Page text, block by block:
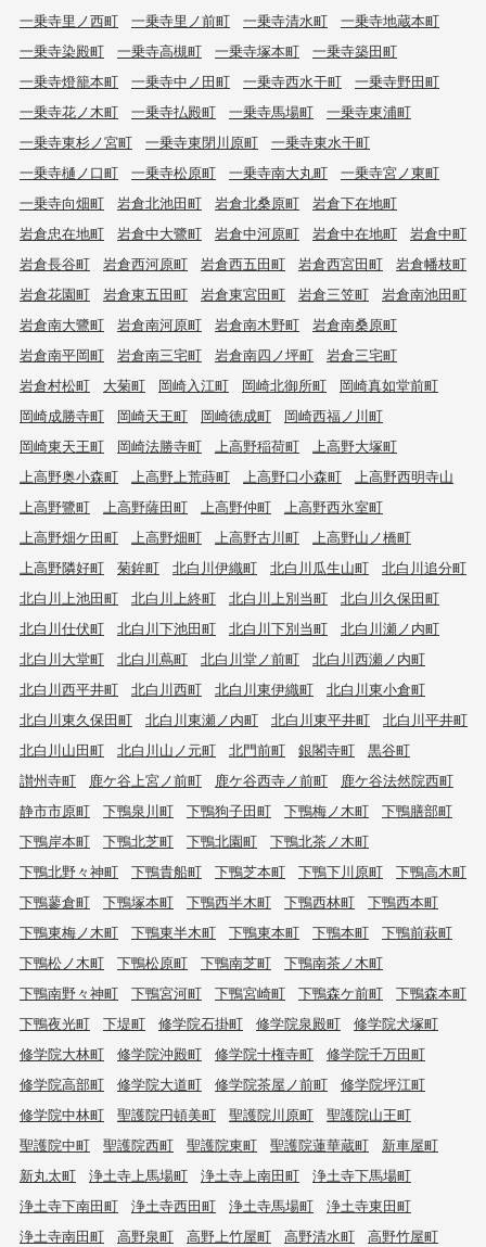
一乗寺里ノ西町 一乗寺里ノ前町 一乗寺清水町
一乗寺地蔵本町
一乗寺染殿町
一乗寺高槻町 一乗寺塚本町
一乗寺築田町
一乗寺燈籠本町
一乗寺中ノ田町 一乗寺西水干町
一乗寺野田町
一乗寺花ノ木町
一乗寺払殿町 一乗寺馬場町
一乗寺東浦町
一乗寺東杉ノ宮町
一乗寺東閉川原町
一乗寺東水干町
一乗寺樋ノ口町
一乗寺松原町 一乗寺南大丸町
一乗寺宮ノ東町
一乗寺向畑町
岩倉北池田町 岩倉北桑原町
岩倉下在地町
岩倉忠在地町
岩倉中大鷺町 岩倉中河原町 岩倉中在地町
岩倉中町
岩倉長谷町
岩倉西河原町 岩倉西五田町 岩倉西宮田町
岩倉幡枝町
岩倉花園町
岩倉東五田町 岩倉東宮田町 岩倉三笠町
岩倉南池田町
岩倉南大鷺町
岩倉南河原町 岩倉南木野町
岩倉南桑原町
岩倉南平岡町
岩倉南三宅町 岩倉南四ノ坪町
岩倉三宅町
岩倉村松町
大菊町 岡崎入江町 岡崎北御所町
岡崎真如堂前町
岡崎成勝寺町
岡崎天王町 岡崎徳成町
岡崎西福ノ川町
岡崎東天王町
岡崎法勝寺町 上高野稲荷町
上高野大塚町
上高野奥小森町
上高野上荒蒔町 上高野口小森町
上高野西明寺山
上高野鷺町
上高野薩田町 上高野仲町
上高野西氷室町
上高野畑ケ田町
上高野畑町 上高野古川町
上高野山ノ橋町
上高野隣好町
菊鉾町 北白川伊織町 北白川瓜生山町
北白川追分町
北白川上池田町
北白川上終町 北白川上別当町
北白川久保田町
北白川仕伏町
北白川下池田町 北白川下別当町
北白川瀬ノ内町
北白川大堂町
北白川蔦町 北白川堂ノ前町
北白川西瀬ノ内町
北白川西平井町
北白川西町 北白川東伊織町
北白川東小倉町
北白川東久保田町
北白川東瀬ノ内町 北白川東平井町
北白川平井町
北白川山田町
北白川山ノ元町 北門前町 銀閣寺町
黒谷町
讃州寺町
鹿ケ谷上宮ノ前町 鹿ケ谷西寺ノ前町
鹿ケ谷法然院西町
静市市原町
下鴨泉川町 下鴨狗子田町 下鴨梅ノ木町
下鴨膳部町
下鴨岸本町
下鴨北芝町 下鴨北園町
下鴨北茶ノ木町
下鴨北野々神町
下鴨貴船町 下鴨芝本町 下鴨下川原町
下鴨高木町
下鴨蓼倉町
下鴨塚本町 下鴨西半木町 下鴨西林町
下鴨西本町
下鴨東梅ノ木町
下鴨東半木町 下鴨東本町 下鴨本町
下鴨前萩町
下鴨松ノ木町
下鴨松原町 下鴨南芝町
下鴨南茶ノ木町
下鴨南野々神町
下鴨宮河町 下鴨宮崎町 下鴨森ケ前町
下鴨森本町
下鴨夜光町
下堤町 修学院石掛町 修学院泉殿町
修学院犬塚町
修学院大林町
修学院沖殿町 修学院十権寺町
修学院千万田町
修学院高部町
修学院大道町 修学院茶屋ノ前町
修学院坪江町
修学院中林町
聖護院円頓美町 聖護院川原町
聖護院山王町
聖護院中町
聖護院西町 聖護院東町 聖護院蓮華蔵町
新車屋町
新丸太町
浄土寺上馬場町 浄土寺上南田町
浄土寺下馬場町
浄土寺下南田町
浄土寺西田町 浄土寺馬場町
浄土寺東田町
浄土寺南田町
高野泉町 高野上竹屋町 高野清水町
高野竹屋町